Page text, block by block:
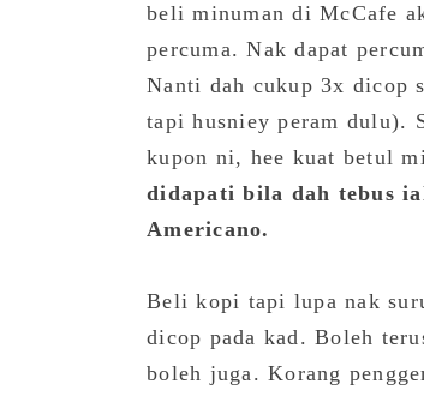
beli minuman di McCafe
percuma. Nak dapat
Nanti dah cukup 3x dicop
tapi husniey peram dulu).
kupon ni, hee kuat betul
didapati bila dah tebus
Americano.
Beli kopi tapi lupa nak
dicop pada kad. Boleh
boleh juga. Korang